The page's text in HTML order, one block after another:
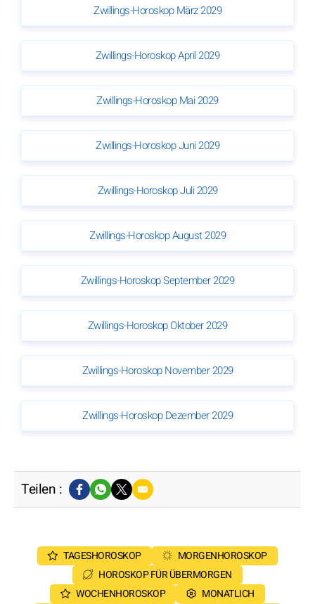
Zwillings-Horoskop März 2029
Zwillings-Horoskop April 2029
Zwillings-Horoskop Mai 2029
Zwillings-Horoskop Juni 2029
Zwillings-Horoskop Juli 2029
Zwillings-Horoskop August 2029
Zwillings-Horoskop September 2029
Zwillings-Horoskop Oktober 2029
Zwillings-Horoskop November 2029
Zwillings-Horoskop Dezember 2029
Teilen :
TAGESHOROSKOP
MORGENHOROSKOP
HOROSKOP FÜR ÜBERMORGEN
WOCHENHOROSKOP
MONATLICH